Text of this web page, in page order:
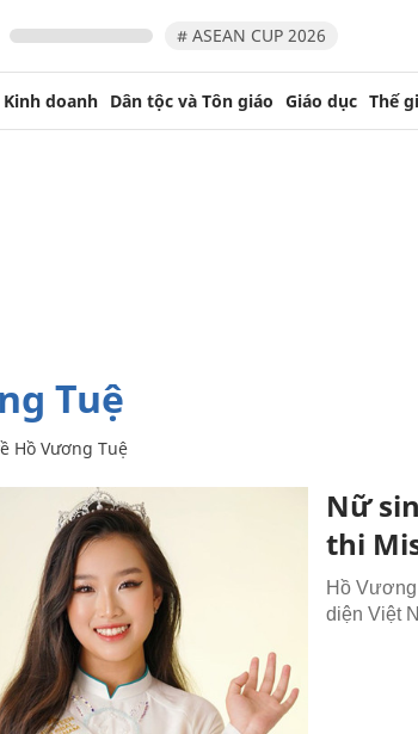
# ASEAN CUP 2026
Kinh doanh Dân tộc và Tôn giáo Giáo dục Thế
Tuệ
Hồ Vương Tuệ
Nữ
thi
Hồ
diện Việt